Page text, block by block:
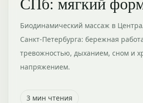
Биодинамический массаж в
Санкт-Петербурга: бережная
тревожностью, дыханием, сном и
напряжением.
3 мин чтения